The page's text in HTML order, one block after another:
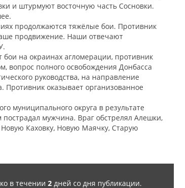
и штурмуют восточную часть Сосновки.
продолжаются тяжёлые бои. Противник
продвижение. Наши отвечают
на окраинах агломерации, противник
вопрос полного освобождения Донбасса
руководства, на направление
Противник оказывает организованное
муниципального округа в результате
мужчина. Враг обстрелял Алешки,
Каховку, Новую Маячку, Старую
в течении 2 дней со дня публикации.